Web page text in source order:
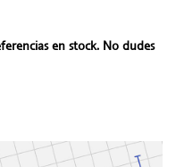
en stock. No dudes